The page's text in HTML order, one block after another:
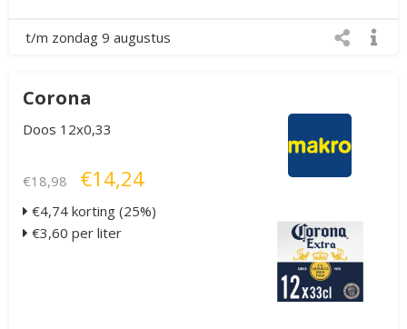
t/m zondag 9 augustus
Corona
Doos 12x0,33
€18,98 €14,24
€4,74 korting (25%)
€3,60 per liter